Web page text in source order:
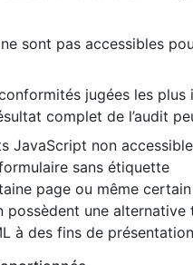
sont pas accessibles
jugées les
complet de l’audit
JavaScript non
sans étiquette
page ou même
possèdent une alternative
à des fins de